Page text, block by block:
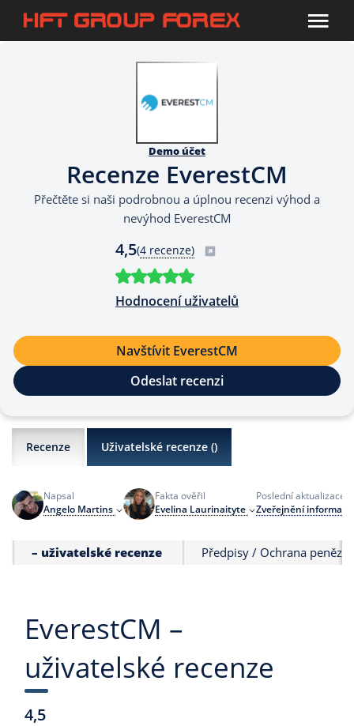
Demo účet
Recenze EverestCM
Přečtěte si naši podrobnou a úplnou recenzi výhod a
nevýhod EverestCM
4,5(4 recenze)
Hodnocení uživatelů
Navštívit EverestCM
Odeslat recenzi
Recenze Uživatelské recenze ()
Napsal
Angelo Martins
Fakta ověřil
Evelina Laurinaityte
Poslední aktualizace
Zveřejnění informací
– uživatelské recenze Předpisy / Ochrana peněz
EverestCM –
uživatelské recenze
4,5